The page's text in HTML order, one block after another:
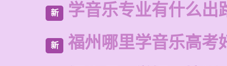
新 学音乐专业有什么出
新 福州哪里学音乐高考